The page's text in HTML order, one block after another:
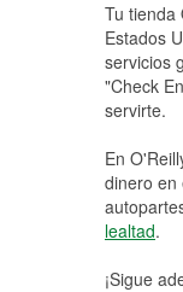
Tu tienda
Estados
servicios
"Check
servirte.
En
dinero en
lealtad.
¡Sigue